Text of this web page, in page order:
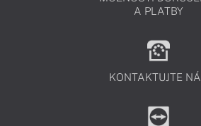
A PLATBY
KONTAKTUJTE